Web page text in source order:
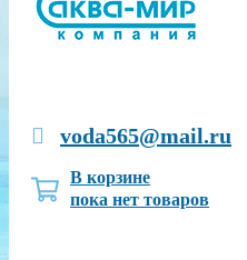
voda565@mail.ru
В корзине
пока нет товаров